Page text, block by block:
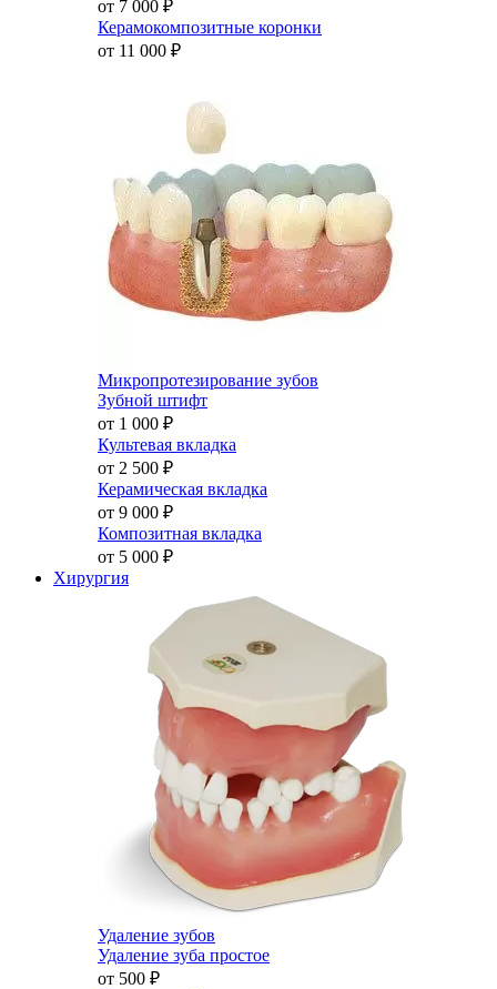
от 7 000 ₽
Керамокомпозитные коронки
от 11 000 ₽
Микропротезирование зубов
Зубной штифт
от 1 000 ₽
Культевая вкладка
от 2 500 ₽
Керамическая вкладка
от 9 000 ₽
Композитная вкладка
от 5 000 ₽
Хирургия
Удаление зубов
Удаление зуба простое
от 500 ₽